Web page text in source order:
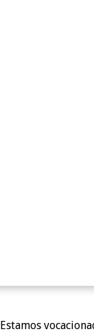
Estamos